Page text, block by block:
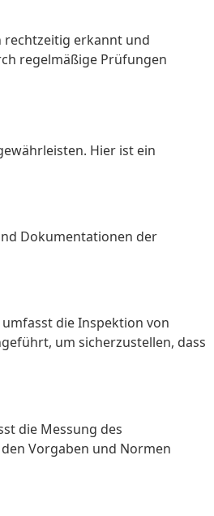
rechtzeitig erkannt und
regelmäßige Prüfungen
Hier ist ein
Dokumentationen der
die Inspektion von
um sicherzustellen, dass
die Messung des
Vorgaben und Normen